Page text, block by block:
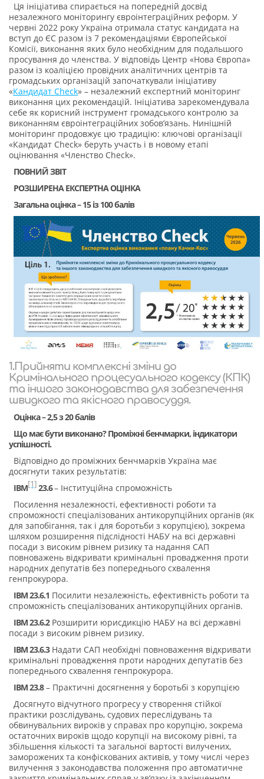
Ця ініціатива спирається на попередній досвід
незалежного моніторингу євроінтеграційних реформ. У
червні 2022 року Україна отримала статус кандидата на
вступ до ЄС разом із 7 рекомендаціями Європейської
Комісії, виконання яких було необхідним для подальшого
просування до членства. У відповідь Центр «Нова Європа»
разом із коаліцією провідних аналітичних центрів та
громадських організацій започаткували ініціативу
«Кандидат Check» – незалежний експертний моніторинг
виконання цих рекомендацій. Ініціатива зарекомендувала
себе як корисний інструмент громадського контролю за
виконанням євроінтеграційних зобов’язань. Нинішній
моніторинг продовжує цю традицію: ключові організації
«Кандидат Check» беруть участь і в новому етапі
оцінювання «Членство Check».
ПОВНИЙ ЗВІТ
РОЗШИРЕНА ЕКСПЕРТНА ОЦІНКА
Загальна оцінка – 15 із 100 балів
1.Прийняти комплексні зміни до
Кримінального процесуального кодексу (КПК)
та іншого законодавства для забезпечення
швидкого та якісного правосуддя.
Оцінка – 2,5 з 20 балів
Що має бути виконано? Проміжні бенчмарки, індикатори
успішності.
Відповідно до проміжних бенчмарків Україна має
досягнути таких результатів:
IBM[1]23.6– Інституційна спроможність
Посилення незалежності, ефективності роботи та
спроможності спеціалізованих антикорупційних органів (як
для запобігання, так і для боротьби з корупцією), зокрема
шляхом розширення підслідності НАБУ на всі державні
посади з високим рівнем ризику та надання САП
повноважень відкривати кримінальні провадження проти
народних депутатів без попереднього схвалення
генпрокурора.
IBM 23.6.1 Посилити незалежність, ефективність роботи та
спроможність спеціалізованих антикорупційних органів.
IBM 23.6.2Розширити юрисдикцію НАБУ на всі державні
посади з високим рівнем ризику.
IBM 23.6.3Надати САП необхідні повноваження відкривати
кримінальні провадження проти народних депутатів без
попереднього схвалення генпрокурора.
IBM 23.8– Практичні досягнення у боротьбі з корупцією
Досягнуто відчутного прогресу у створення стійкої
практики розслідувань, судових переслідувань та
обвинувальних вироків у справах про корупцію, зокрема
остаточних вироків щодо корупції на високому рівні, та
збільшення кількості та загальної вартості вилучених,
заморожених та конфіскованих активів, у тому числі через
вилучення з законодавства положення про автоматичне